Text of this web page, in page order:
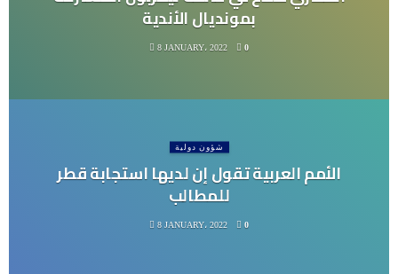
بمونديال الأندية
8 JANUARY، 2022 0
شؤون دولية
الأمم العربية تقول إن لديها استجابة قطر
للمطالب
8 JANUARY، 2022 0